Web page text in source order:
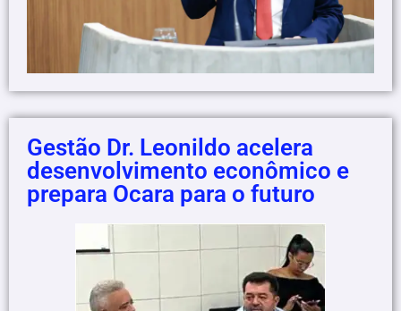
Gestão Dr. Leonildo acelera
desenvolvimento econômico e
prepara Ocara para o futuro